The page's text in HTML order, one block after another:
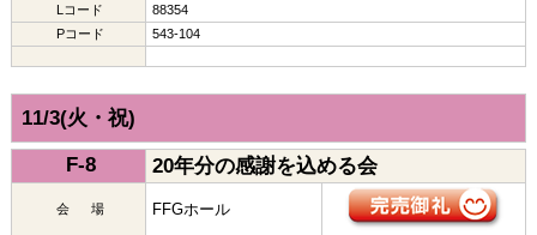
Lコード
88354
Pコード
543-104
11/3(火・祝)
F-8 20年分の感謝を込める会
会 場 FFGホール